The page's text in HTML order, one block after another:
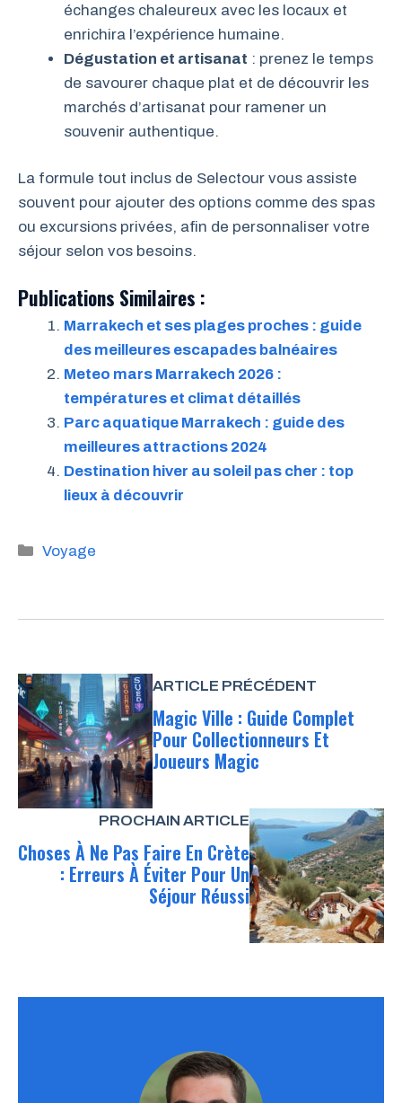
échanges chaleureux avec les locaux et
enrichira l’expérience humaine.
Dégustation et artisanat : prenez le temps
de savourer chaque plat et de découvrir les
marchés d’artisanat pour ramener un
souvenir authentique.
La formule tout inclus de Selectour vous assiste
souvent pour ajouter des options comme des spas
ou excursions privées, afin de personnaliser votre
séjour selon vos besoins.
Publications Similaires :
Marrakech et ses plages proches : guide
des meilleures escapades balnéaires
Meteo mars Marrakech 2026 :
températures et climat détaillés
Parc aquatique Marrakech : guide des
meilleures attractions 2024
Destination hiver au soleil pas cher : top
lieux à découvrir
Catégories
Voyage
ARTICLE PRÉCÉDENT
Magic Ville : Guide Complet
Pour Collectionneurs Et
Joueurs Magic
PROCHAIN ARTICLE
Choses À Ne Pas Faire En Crète
: Erreurs À Éviter Pour Un
Séjour Réussi